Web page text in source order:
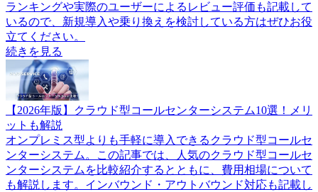
ランキングや実際のユーザーによるレビュー評価も記載して
いるので、新規導入や乗り換えを検討している方はぜひお役
立てください。
続きを見る
【2026年版】クラウド型コールセンターシステム10選！メリ
ットも解説
オンプレミス型よりも手軽に導入できるクラウド型コールセ
ンターシステム。この記事では、人気のクラウド型コールセ
ンターシステムを比較紹介するとともに、費用相場について
も解説します。インバウンド・アウトバウンド対応も記載し